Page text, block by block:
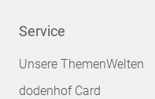
Service
Unsere ThemenWelten
dodenhof Card